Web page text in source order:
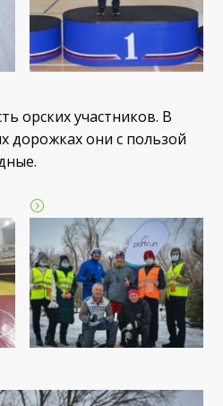
орских участников. В
дорожках они с пользой